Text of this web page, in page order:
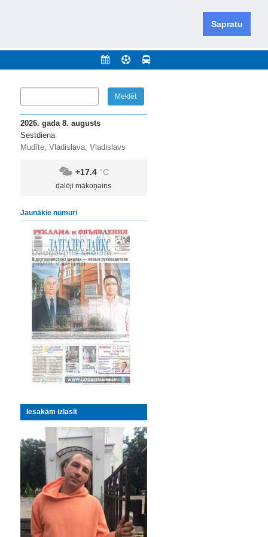
Sapratu
novadu un apkārtējos novadus un pilsētas.
2026. gada 8. augusts
Sestdiena
Mudīte, Vladislava, Vladislavs
+17.4 °C
daļēji mākoņains
Jaunākie numuri
Iesakām izlasīt